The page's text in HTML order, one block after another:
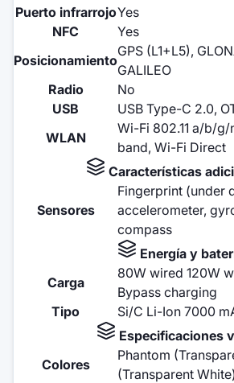
Puerto infrarrojoYes
NFC
Yes
Posicionamiento
GPS (L1+L5),
GALILEO
Radio
No
USB
USB Type-C 2.0,
WLAN
Wi-Fi 802.11 a/b/
band, Wi-Fi Direct
Características
Sensores
Fingerprint (under
accelerometer,
compass
Energía y
Carga
80W wired 120W
Bypass charging
Tipo
Si/C Li-Ion 7000
Especificaciones
Colores
Phantom
(Transparent White)